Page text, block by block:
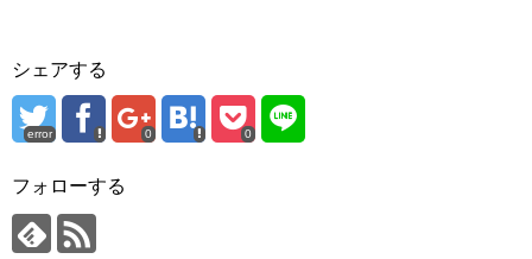
シェアする
error 0 0
フォローする